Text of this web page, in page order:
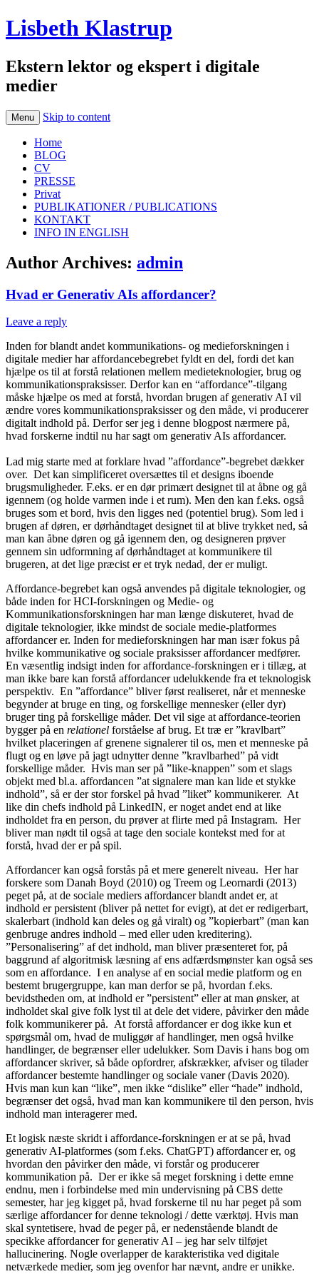
Lisbeth Klastrup
Ekstern lektor og ekspert i digitale
medier
Menu Skip to content
Home
BLOG
CV
PRESSE
Privat
PUBLIKATIONER / PUBLICATIONS
KONTAKT
INFO IN ENGLISH
Author Archives: admin
Hvad er Generativ AIs affordancer?
Leave a reply
Inden for blandt andet kommunikations- og medieforskningen i
digitale medier har affordancebegrebet fyldt en del, fordi det kan
hjælpe os til at forstå relationen mellem medieteknologier, brug og
kommunikationspraksisser. Derfor kan en “affordance”-tilgang
måske hjælpe os med at forstå, hvordan brugen af generativ AI vil
ændre vores kommunikationspraksisser og den måde, vi producerer
digitalt indhold på. Derfor ser jeg i denne blogpost nærmere på,
hvad forskerne indtil nu har sagt om generativ AIs affordancer.
Lad mig starte med at forklare hvad ”affordance”-begrebet dækker
over. Det kan simplificeret oversættes til et designs iboende
brugsmuligheder. F.eks. er en dør primært designet til at åbne og gå
igennem (og holde varmen inde i et rum). Men den kan f.eks. også
bruges som et bord, hvis den ligges ned (potentiel brug). Som led i
brugen af døren, er dørhåndtaget designet til at blive trykket ned, så
man kan åbne døren og gå igennem den, og designeren prøver
gennem sin udformning af dørhåndtaget at kommunikere til
brugeren, at det lige præcist er et tryk nedad, der er muligt.
Affordance-begrebet kan også anvendes på digitale teknologier, og
både inden for HCI-forskningen og Medie- og
Kommunikationsforskningen har man længe diskuteret, hvad de
digitale teknologier, ikke mindst de sociale medie-platformes
affordancer er. Inden for medieforskningen har man især fokus på
hvilke kommunikative og sociale praksisser affordancer medfører.
En væsentlig indsigt inden for affordance-forskningen er i tillæg, at
man ikke bare kan forstå affordancer udelukkende fra et teknologisk
perspektiv. En ”affordance” bliver først realiseret, når et menneske
begynder at bruge en ting, og forskellige mennesker (eller dyr)
bruger ting på forskellige måder. Det vil sige at affordance-teorien
bygger på en relationel forståelse af brug. Et træ er ”kravlbart”
hvilket placeringen af grenene signalerer til os, men et menneske på
flugt og en løve på jagt udnytter denne ”kravlbarhed” på vidt
forskellige måder. Hvis man ser på ”like-knappen” som et slags
objekt med bl.a. affordancen ”at signalere man kan lide et stykke
indhold”, så er der stor forskel på hvad ”liket” kommunikerer. At
like din chefs indhold på LinkedIN, er noget andet end at like
indholdet fra en person, du prøver at flirte med på Instagram. Her
bliver man nødt til også at tage den sociale kontekst med for at
forstå, hvad der er på spil.
Affordancer kan også forstås på et mere generelt niveau. Her har
forskere som Danah Boyd (2010) og Treem og Leornardi (2013)
peget på, at de sociale mediers affordancer blandt andet er, at
indhold er persistent (bliver på nettet for evigt), at det er redigerbart,
skalerbart (indhold kan deles og gå viralt) og ”kopierbart” (man kan
genbruge andres indhold – med eller uden kreditering).
”Personalisering” af det indhold, man bliver præsenteret for, på
baggrund af algoritmisk læsning af ens adfærdsmønster kan også ses
som en affordance. I en analyse af en social medie platform og en
bestemt brugergruppe, kan man derfor se på, hvordan f.eks.
bevidstheden om, at indhold er ”persistent” eller at man ønsker, at
indholdet skal give folk lyst til at dele det videre, påvirker den måde
folk kommunikerer på. At forstå affordancer er dog ikke kun et
spørgsmål om, hvad de muliggør af handlinger, men også hvilke
handlinger, de begrænser eller udelukker. Som Davis i hans bog om
affordancer skriver, så både opfordrer, afskrækker, afviser og tilader
affordancer bestemte handlinger og sociale vaner (Davis 2020).
Hvis man kun kan “like”, men ikke “dislike” eller “hade” indhold,
begrænser det også, hvad man kan kommunikere til den person, hvis
indhold man interagerer med.
Et logisk næste skridt i affordance-forskningen er at se på, hvad
generativ AI-platformes (som f.eks. ChatGPT) affordancer er, og
hvordan den påvirker den måde, vi forstår og producerer
kommunikation på. Der er ikke så meget forskning i dette emne
endnu, men i forbindelse med min undervisning på CBS dette
semester, har jeg kigget på, hvad forskerne til nu har peget på som
særlige affordancer for denne teknologi / dette værktøj. Hvis man
skal syntetisere, hvad de peger på, er nedenstående blandt de
specikke affordancer for generativ AI – jeg har selv tilføjet
hallucinering. Nogle overlapper de karakteristika ved digitale
netværkede medier, som jeg ovenfor har nævnt, andre er unikke.